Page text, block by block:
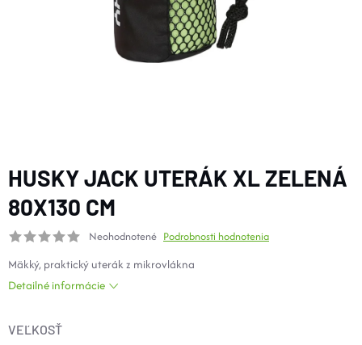
CYKLISTIKA
Obchodné podmienky
Podmienky ochrany osobných údajov
Reklamácie
HUSKY JACK UTERÁK XL ZELENÁ
80X130 CM
Neohodnotené Podrobnosti hodnotenia
Mäkký, praktický uterák z mikrovlákna
Detailné informácie
VEĽKOSŤ